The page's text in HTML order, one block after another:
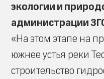
экологии и
администрации
«На этом этапе на
южнее устья реки
строительство